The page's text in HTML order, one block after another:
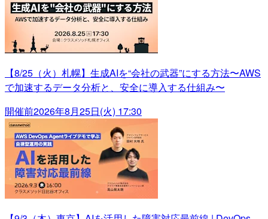
【8/25（火）札幌】生成AIを“会社の武器”にする方法〜AWS
で加速するデータ分析と、安全に導入する仕組み〜
開催前2026年8月25日(火) 17:30